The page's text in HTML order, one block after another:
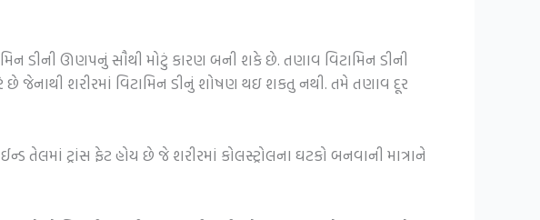
ડીની ઊણપનું સૌથી મોટું કારણ બની શકે છે. તણાવ વિટામિન ડીની
જેનાથી શરીરમાં વિટામિન ડીનું શોષણ થઇ શકતુ નથી. તમે તણાવ દૂર
ટ્રાંસ ફેટ હોય છે જે શરીરમાં કોલસ્ટ્રોલના ઘટકો બનવાની માત્રાને